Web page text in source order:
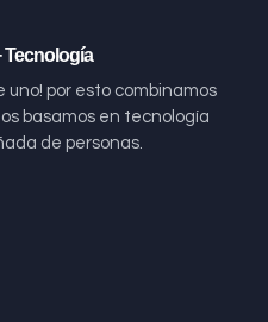
Tecnología
uno! por esto combinamos
basamos en tecnología
de personas.